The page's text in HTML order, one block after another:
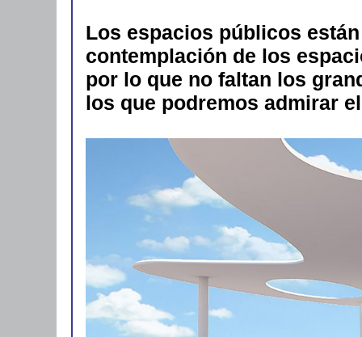
Los espacios públicos
contemplación de los
por lo que no faltan los
los que podremos admirar